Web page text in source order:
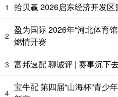
1 拾贝赢 2026启东经济开发区
2
盈为国际 2026年“河北体育
燃情开赛
3 富邦速配 聊诚评 | 赛事沉下
4
宝牛配 第四届“山海杯”青少